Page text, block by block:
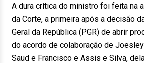
A dura crítica do ministro foi feita na
da Corte, a primeira após a decisão
Geral da República (PGR) de abrir
do acordo de colaboração de
Saud e Francisco e Assis e Silva,